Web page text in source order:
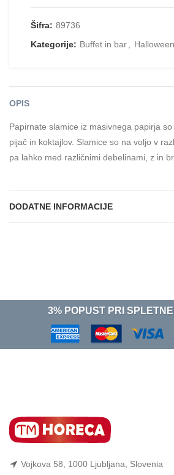
Šifra: 89736
Kategorije: Buffet in bar Halloween
OPIS
Papirnate slamice iz masivnega papirja
pijač in koktajlov. Slamice so na voljo v
pa lahko med različnimi debelinami, z in
DODATNE INFORMACIJE
3% POPUST PRI
Vojkova 58, 1000 Ljubljana, Slovenia